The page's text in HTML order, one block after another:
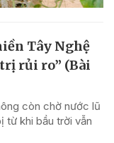
Tây Nghệ
rủi ro” (Bài
còn chờ nước lũ
từ khi bầu trời vẫn